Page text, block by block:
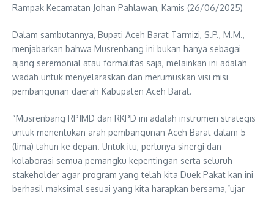
Rampak Kecamatan Johan Pahlawan, Kamis (26/06/2025)
Dalam sambutannya, Bupati Aceh Barat Tarmizi, S.P., M.M.,
menjabarkan bahwa Musrenbang ini bukan hanya sebagai
ajang seremonial atau formalitas saja, melainkan ini adalah
wadah untuk menyelaraskan dan merumuskan visi misi
pembangunan daerah Kabupaten Aceh Barat.
“Musrenbang RPJMD dan RKPD ini adalah instrumen strategis
untuk menentukan arah pembangunan Aceh Barat dalam 5
(lima) tahun ke depan. Untuk itu, perlunya sinergi dan
kolaborasi semua pemangku kepentingan serta seluruh
stakeholder agar program yang telah kita Duek Pakat kan ini
berhasil maksimal sesuai yang kita harapkan bersama,”ujar